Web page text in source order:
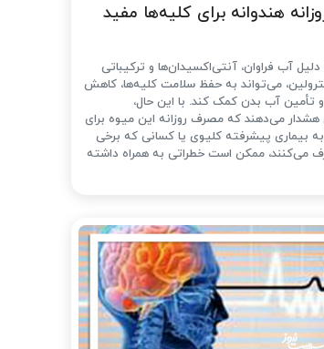
هندوانه برای کلیه‌ها مفید
دلیل آب فراوان، آنتی‌اکسیدان‌ها و ترکیباتی
می‌تواند به حفظ سلامت کلیه‌ها، کاهش
تأمین آب بدن کمک کند. با این حال،
می‌دهند که مصرف روزانه این میوه برای
به بیماری پیشرفته کلیوی یا کسانی که برخی
می‌کنند، ممکن است خطراتی به همراه داشته